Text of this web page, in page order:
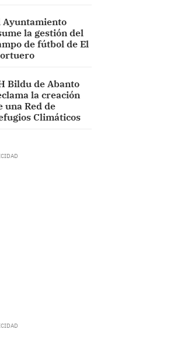
Ayuntamiento
la gestión del
de fútbol de El
Bildu de Abanto
la creación
una Red de
Climáticos